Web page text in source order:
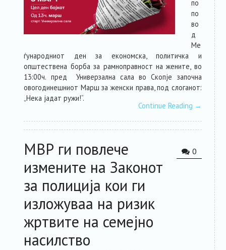
по
по
во
д
Ме
ѓународниот ден за економска, политичка и
општествена борба за рамноправност на жените, во
13:00ч. пред Универзална сала во Скопје започна
овогодинешниот Марш за женски права, под слоганот:
„Нека јадат ружи!“.
Continue Reading →
0
МВР ги повлече
измените на Законот
за полиција кои ги
изложуваа на ризик
жртвите на семејно
насилство